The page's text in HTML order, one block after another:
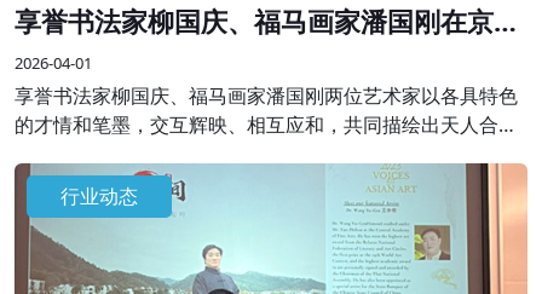
享誉书法家柳国庆、福马画家潘国刚在京联
袂创作精品画作
2026-04-01
享誉书法家柳国庆、福马画家潘国刚两位艺术家以各具特色
的才情和笔墨，交互辉映、相互应和，共同描绘出天人合一
愿，抒发新时代的“精气神”。
行业动态